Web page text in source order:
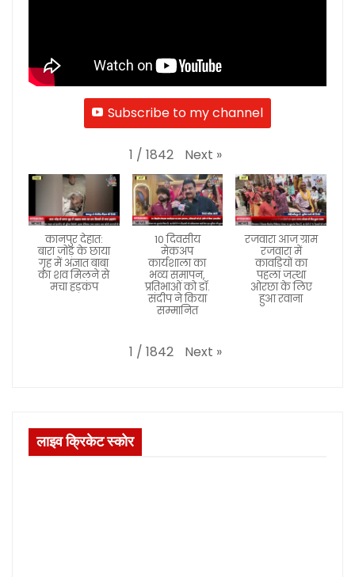
Subscribe to my channel
1 / 1842 Next »
कानपुर देहात:
बारा जोड़ के छाया
गृह में अज्ञात बाबा
का शव मिलने से
मचा हड़कंप
10 दिवसीय
मेकअप
कार्यशाला का
भव्य समापन,
प्रतिभाओं को डॉ.
संदीप ने किया
सम्मानित
रजवारा आज ग्राम
रजवारा में
कावड़ियों का
पहला जत्था
ओरछा के लिए
हुआ रवाना
1 / 1842 Next »
लाइव क्रिकेट स्कोर